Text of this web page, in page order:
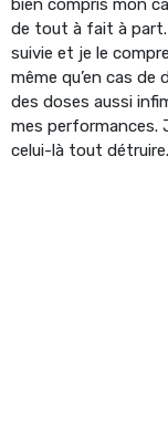
bien compris mon
de tout à fait à part.
suivie et je le
même qu’en cas
des doses aussi
mes performances.
celui-là tout